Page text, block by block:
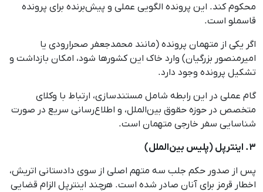
محکوم کند. این پرونده الگویی عملی و پیش‌برنده برای پرونده
قاسملو است.
اگر یکی از متهمان پرونده (مانند محمدجعفر صحرارودی یا
امیرمنصور بزرگیان) وارد خاک این کشورها شود، امکان بازداشت و
تشکیل پرونده وجود دارد.
گام عملی در این رابطه شامل مستندسازی، ارتباط با وکلای
متخصص در حوزه حقوق بین‌الملل، و اطلاع‌رسانی سریع در صورت
شناسایی سفر خارجی متهمان است.
۳. اینترپل (پلیس بین‌الملل)
پس از صدور حکم جلب سه متهم اصلی از سوی دادستانی اتریش،
اخطار قرمز برای آنان صادر شده است. هرچند اینترپل الزام قضایی